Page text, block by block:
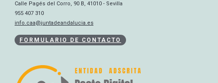
Calle Pagés del Corro, 90 B, 41010 - Sevilla
955 407 310
info.caa@juntadeandalucia.es
FORMULARIO DE CONTACTO